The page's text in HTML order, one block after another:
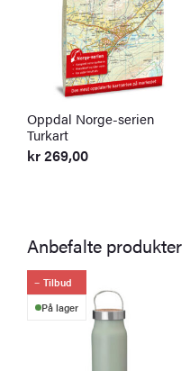
Oppdal Norge-serien
Turkart
kr269,00
Anbefalte produkter
Tilbud
På lager